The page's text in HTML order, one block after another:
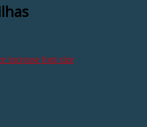
increase font size